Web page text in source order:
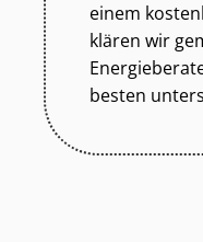
einem
klären wir
besten